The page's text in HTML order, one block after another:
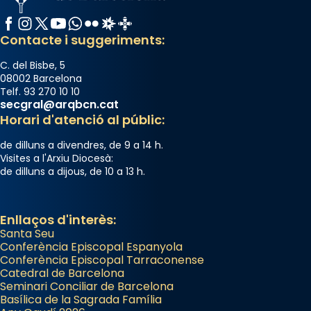
italianitzant; s’interpreta per privilegi
pontifici, amb orquestra i cor, i té una
duració aproximada de tres hores. Després,
processó (recuperada el 1972) al voltant
del temple amb les relíquies de les santes.
Des de 1985 hi participa també un grup de
diablesses amb música i ball propis. Festa
«Si vols saber què és calor, ves per les
Santes a Mataró»🥵.
View on Facebook · Share
Arquebisbat de Barcelona
2 weeks ago
Jaume, fill de Zebedeu, és juntament amb el
Facebook
Instagram
X / Twitter
YouTube
WhatsApp
FlickrRadio Estel
Catalunya Cristiana
Contacte i suggeriments:
C. del Bisbe, 5
08002 Barcelona
Telf. 93 270 10 10
secgral@arqbcn.cat
Horari d'atenció al públic:
de dilluns a divendres, de 9 a 14 h.
Visites a l'Arxiu Diocesà:
de dilluns a dijous, de 10 a 13 h.
Enllaços d'interès:
Santa Seu
Conferència Episcopal Espanyola
Conferència Episcopal Tarraconense
Catedral de Barcelona
Seminari Conciliar de Barcelona
Basílica de la Sagrada Família